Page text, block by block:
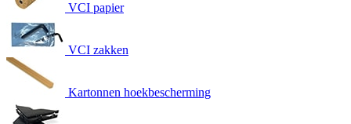
VCI papier
VCI zakken
Kartonnen hoekbescherming